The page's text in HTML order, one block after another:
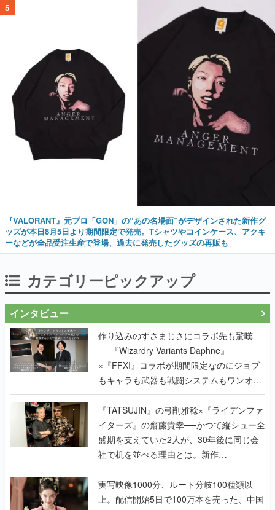
5
『VALORANT』元プロ「GON」の“あの名場面”がデザインされた新作グ
ッズが本日8月5日より期間限定で発売。Tシャツやコインケース、アクキ
ーなどが全品受注生産で登場、過去に発売したグッズの再販も
カテゴリーピックアップ
インタビュー
作り込みのすさまじさにコラボ先も驚嘆
──『Wizardry Variants Daphne』
×『FFXI』コラボが期間限定なのにジョブ
もキャラも武器も戦闘システムもワンオフ
で作り込まれた理由を両ディレクターに聞
く
『TATSUJIN』の弓削雅稔×『ライデンファ
イターズ』の齋藤貴幸──かつて縦シュー全
盛期を支えていた2人が、30年後に同じ会
社で机を並べる理由とは。新作
『TATSUJIN EXTREME』で初タッグを組
んだレジェンド2人に訊く開発秘話
実写映像1000分、ルート分岐100種類以
上。配信開始5日で100万本を売った、中国